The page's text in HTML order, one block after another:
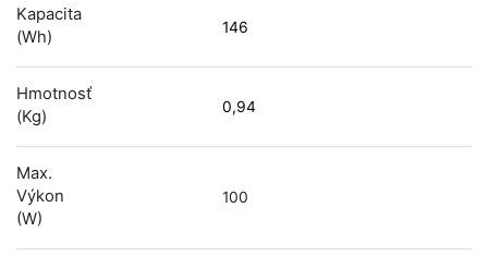
Kapacita
(Wh)
146
Hmotnosť
(kg)
0,94
Max.
Výkon
(W)
100